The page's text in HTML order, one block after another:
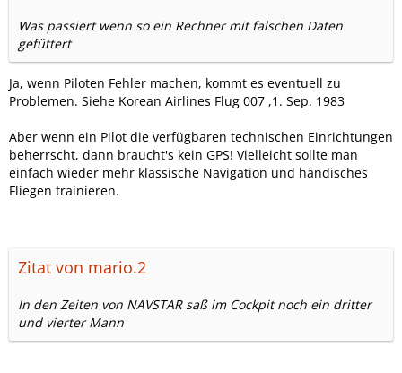
Was passiert wenn so ein Rechner mit falschen Daten
gefüttert
Ja, wenn Piloten Fehler machen, kommt es eventuell zu
Problemen. Siehe Korean Airlines Flug 007 ,1. Sep. 1983
Aber wenn ein Pilot die verfügbaren technischen Einrichtungen
beherrscht, dann braucht's kein GPS! Vielleicht sollte man
einfach wieder mehr klassische Navigation und händisches
Fliegen trainieren.
Zitat von mario.2
In den Zeiten von NAVSTAR saß im Cockpit noch ein dritter
und vierter Mann